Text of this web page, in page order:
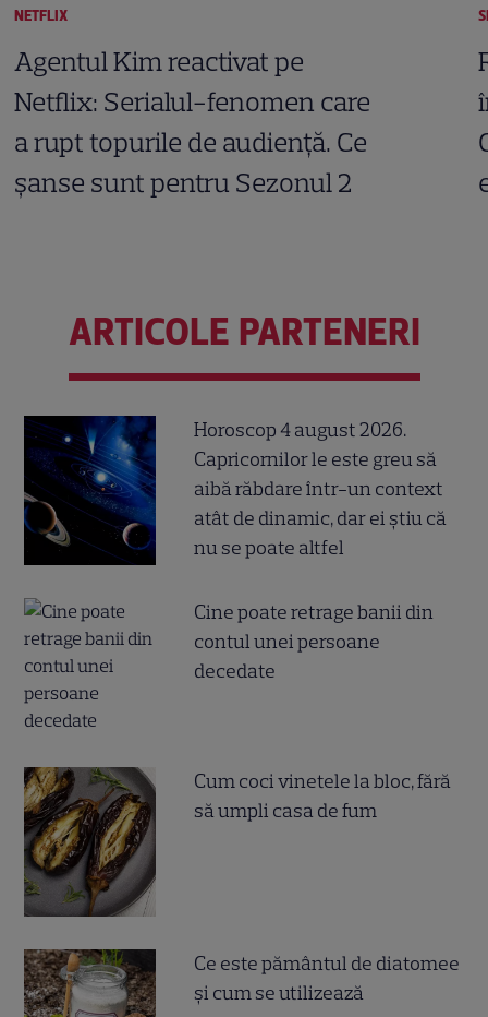
NETFLIX
Agentul Kim reactivat pe
Netflix: Serialul-fenomen care
a rupt topurile de audiență. Ce
șanse sunt pentru Sezonul 2
ARTICOLE PARTENERI
Horoscop 4 august 2026.
Capricornilor le este greu să
aibă răbdare într-un context
atât de dinamic, dar ei știu că
nu se poate altfel
Cine poate retrage banii din
contul unei persoane
decedate
Cum coci vinetele la bloc, fără
să umpli casa de fum
Ce este pământul de diatomee
și cum se utilizează